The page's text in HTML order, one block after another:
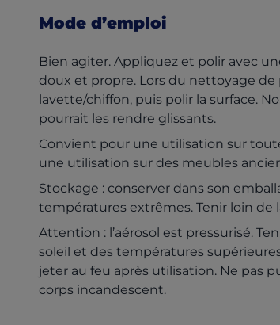
Mode d’emploi
Bien agiter. Appliquez et polir avec
doux et propre. Lors du nettoyage de
lavette/chiffon, puis polir la surface.
pourrait les rendre glissants.
Convient pour une utilisation sur
une utilisation sur des meubles
Stockage : conserver dans son
températures extrêmes. Tenir loin de
Attention : l’aérosol est pressurisé.
soleil et des températures
jeter au feu après utilisation. Ne pas
corps incandescent.